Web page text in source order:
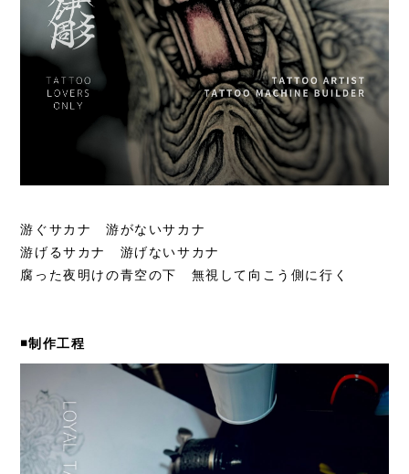
游ぐサカナ 游がないサカナ
游げるサカナ 游げないサカナ
腐った夜明けの青空の下 無視して向こう側に行く
◾️制作工程